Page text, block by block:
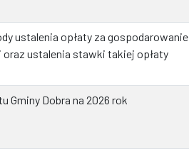
ustalenia opłaty za gospodarowanie
ustalenia stawki takiej opłaty
Gminy Dobra na 2026 rok